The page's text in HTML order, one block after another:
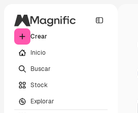
Crear
Inicio
Buscar
Stock
Explorar